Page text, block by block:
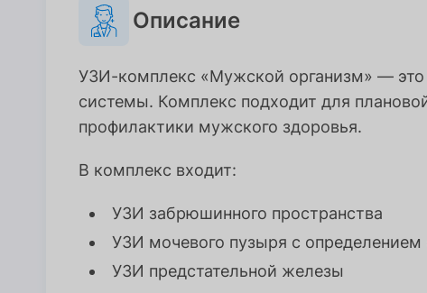
Описание
УЗИ-комплекс «Мужской организм» — это
системы. Комплекс подходит для
профилактики мужского здоровья.
В комплекс входит:
УЗИ забрюшинного пространства
УЗИ мочевого пузыря с определением
УЗИ предстательной железы